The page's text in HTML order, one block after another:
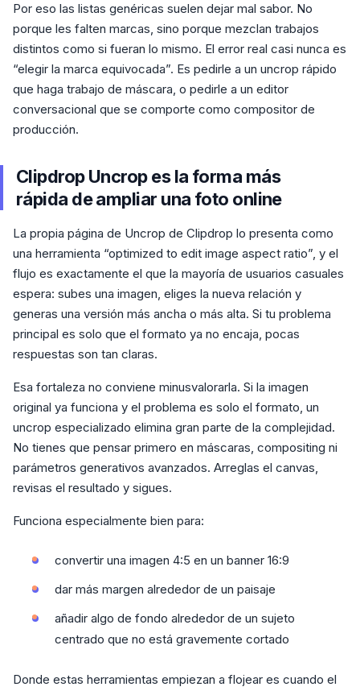
Por eso las listas genéricas suelen dejar mal sabor. No
porque les falten marcas, sino porque mezclan trabajos
distintos como si fueran lo mismo. El error real casi nunca es
“elegir la marca equivocada”. Es pedirle a un uncrop rápido
que haga trabajo de máscara, o pedirle a un editor
conversacional que se comporte como compositor de
producción.
Clipdrop Uncrop es la forma más
rápida de ampliar una foto online
La propia página de Uncrop de Clipdrop lo presenta como
una herramienta “optimized to edit image aspect ratio”, y el
flujo es exactamente el que la mayoría de usuarios casuales
espera: subes una imagen, eliges la nueva relación y
generas una versión más ancha o más alta. Si tu problema
principal es solo que el formato ya no encaja, pocas
respuestas son tan claras.
Esa fortaleza no conviene minusvalorarla. Si la imagen
original ya funciona y el problema es solo el formato, un
uncrop especializado elimina gran parte de la complejidad.
No tienes que pensar primero en máscaras, compositing ni
parámetros generativos avanzados. Arreglas el canvas,
revisas el resultado y sigues.
Funciona especialmente bien para:
convertir una imagen 4:5 en un banner 16:9
dar más margen alrededor de un paisaje
añadir algo de fondo alrededor de un sujeto
centrado que no está gravemente cortado
Donde estas herramientas empiezan a flojear es cuando el